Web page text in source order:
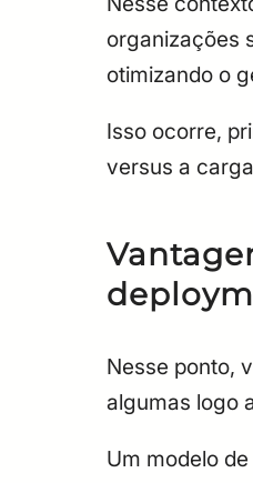
organizações
otimizando o
Isso ocorre,
versus a
Nesse ponto,
algumas logo
Um modelo